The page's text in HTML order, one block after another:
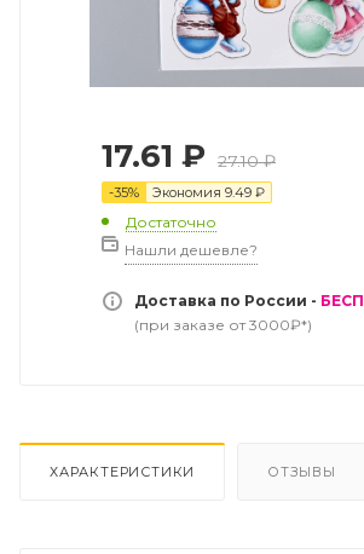
17.61 ₽ 27.10₽
-35% Экономия 9.49 ₽
Достаточно
Нашли дешевле?
Доставка по России -
(при заказе от 3000₽*)
ХАРАКТЕРИСТИКИ ОТЗЫВЫ